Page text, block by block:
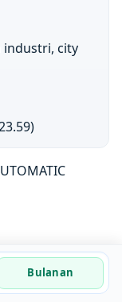
industri, city
Bulanan